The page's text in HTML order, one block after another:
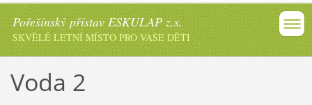
Pořešínský přístav ESKULAP z.s.
SKVĚLÉ LETNÍ MÍSTO PRO VAŠE DĚTI
Voda 2